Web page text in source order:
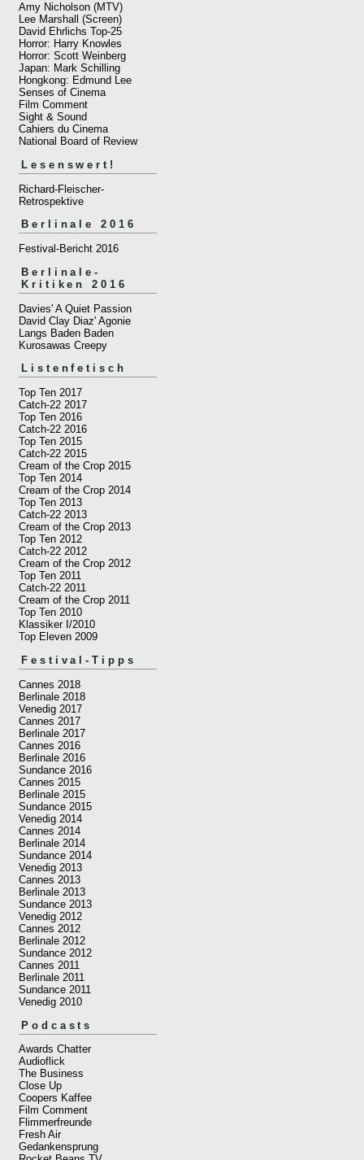
Amy Nicholson (MTV)
Lee Marshall (Screen)
David Ehrlichs Top-25
Horror: Harry Knowles
Horror: Scott Weinberg
Japan: Mark Schilling
Hongkong: Edmund Lee
Senses of Cinema
Film Comment
Sight & Sound
Cahiers du Cinema
National Board of Review
Lesenswert!
Richard-Fleischer-
Retrospektive
Berlinale 2016
Festival-Bericht 2016
Berlinale-
Kritiken 2016
Davies' A Quiet Passion
David Clay Diaz' Agonie
Langs Baden Baden
Kurosawas Creepy
Listenfetisch
Top Ten 2017
Catch-22 2017
Top Ten 2016
Catch-22 2016
Top Ten 2015
Catch-22 2015
Cream of the Crop 2015
Top Ten 2014
Cream of the Crop 2014
Top Ten 2013
Catch-22 2013
Cream of the Crop 2013
Top Ten 2012
Catch-22 2012
Cream of the Crop 2012
Top Ten 2011
Catch-22 2011
Cream of the Crop 2011
Top Ten 2010
Klassiker I/2010
Top Eleven 2009
Festival-Tipps
Cannes 2018
Berlinale 2018
Venedig 2017
Cannes 2017
Berlinale 2017
Cannes 2016
Berlinale 2016
Sundance 2016
Cannes 2015
Berlinale 2015
Sundance 2015
Venedig 2014
Cannes 2014
Berlinale 2014
Sundance 2014
Venedig 2013
Cannes 2013
Berlinale 2013
Sundance 2013
Venedig 2012
Cannes 2012
Berlinale 2012
Sundance 2012
Cannes 2011
Berlinale 2011
Sundance 2011
Venedig 2010
Podcasts
Awards Chatter
Audioflick
The Business
Close Up
Coopers Kaffee
Film Comment
Flimmerfreunde
Fresh Air
Gedankensprung